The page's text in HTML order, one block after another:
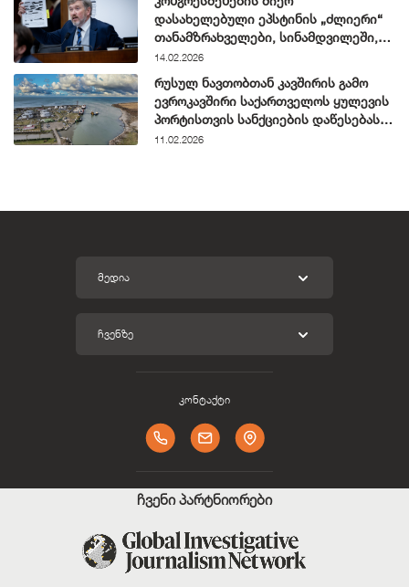
დასახელებული ეპსტინის „ძლიერი“
თანამზრახველები, სინამდვილეში,
ჩვეულებრივი ნიუ-იორკელები არიან
14.02.2026
რუსულ ნავთობთან კავშირის გამო
ევროკავშირი საქართველოს ყულევის
პორტისთვის სანქციების დაწესებას
განიხილავს
11.02.2026
ᲛᲔᲓᲘᲐ
ᲩᲕᲔᲜᲖᲔ
კონტაქტი
ჩვენი პარტნიორები